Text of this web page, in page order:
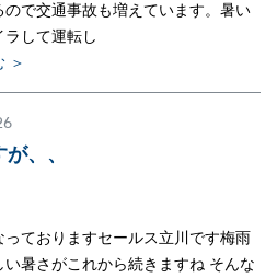
ので交通事故も増えています。暑い
して運転し
＞
、、
っておりますセールス立川です梅雨
い暑さがこれから続きますね そんな